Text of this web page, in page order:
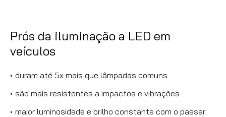
Prós da iluminação a LED em
veículos
duram até 5x mais que lâmpadas comuns
são mais resistentes a impactos e vibrações
maior luminosidade e brilho constante com o passar